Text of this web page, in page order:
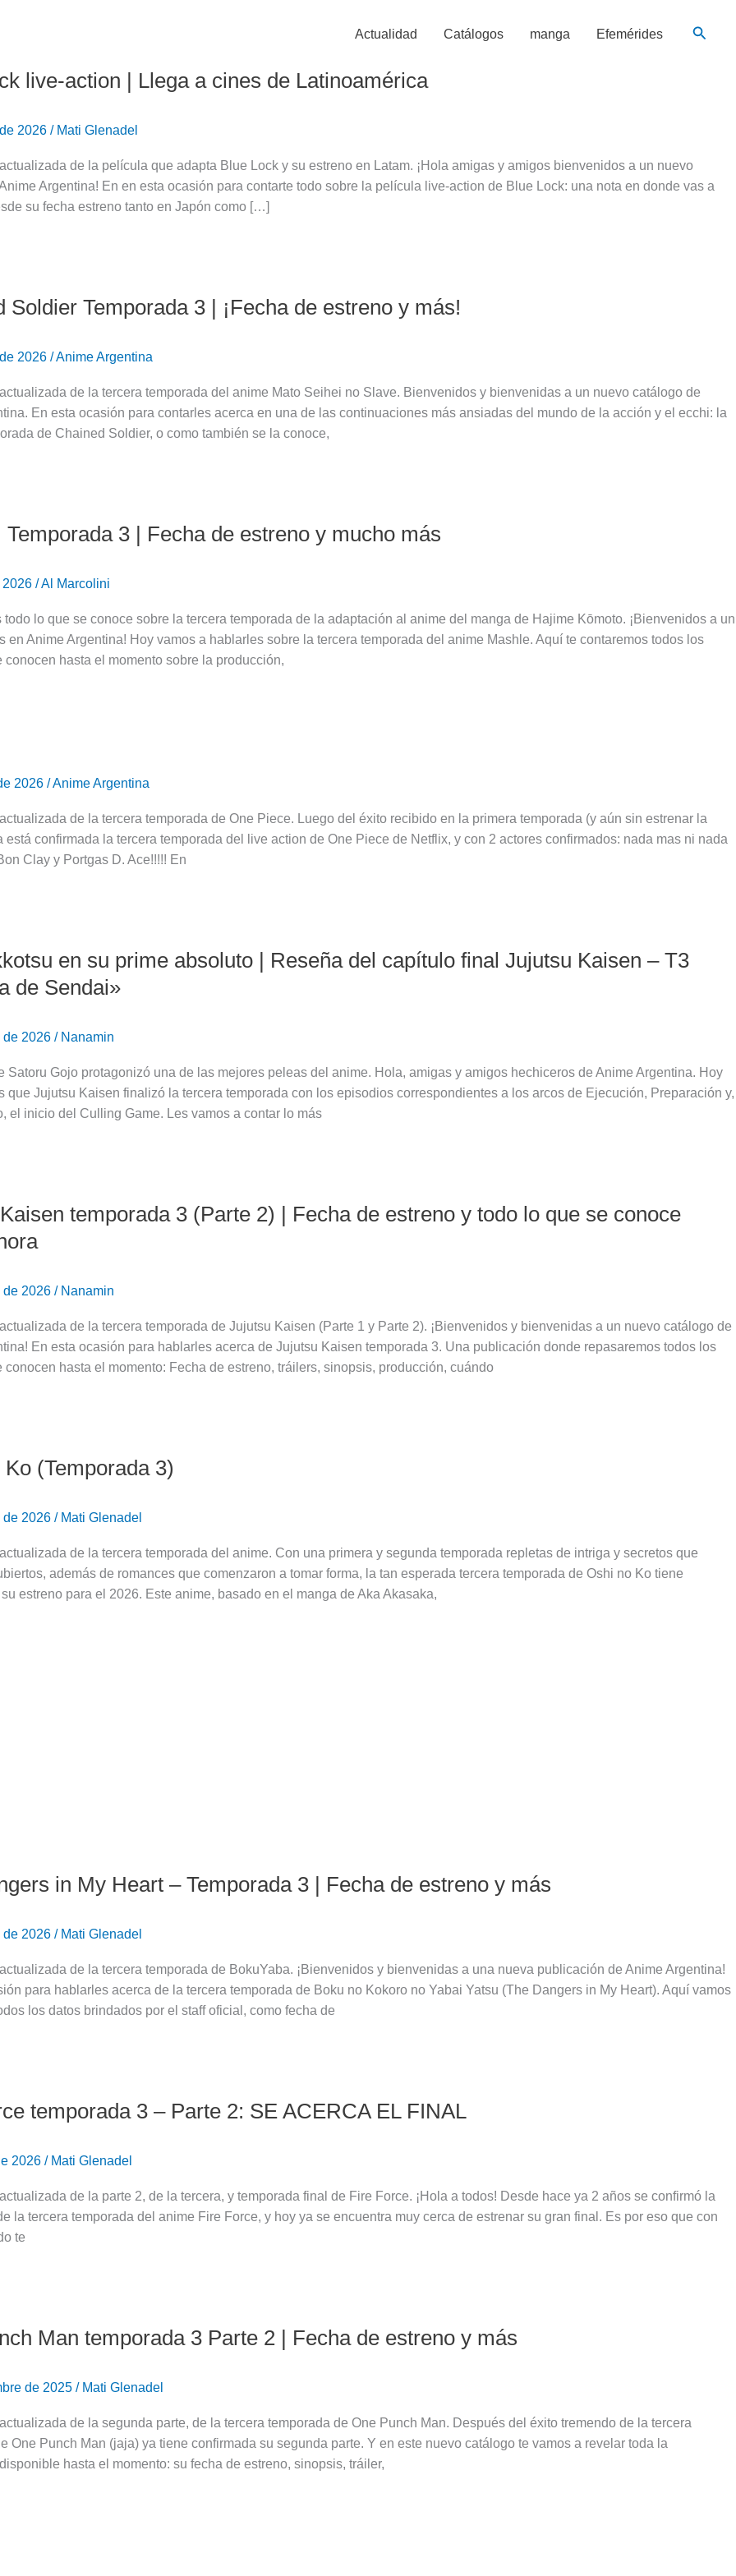
Actualidad Catálogos manga Efemérides
live-action | Llega a cines de Latinoamérica
2026 / Mati Glenadel
de la película que adapta Blue Lock y su estreno en Latam. ¡Hola amigas y amigos bienvenidos a un nuevo
Argentina! En en esta ocasión para contarte todo sobre la película live-action de Blue Lock: una nota en donde vas a
su fecha estreno tanto en Japón como […]
Soldier Temporada 3 | ¡Fecha de estreno y más!
2026 /Anime Argentina
de la tercera temporada del anime Mato Seihei no Slave. Bienvenidos y bienvenidas a un nuevo catálogo de
En esta ocasión para contarles acerca en una de las continuaciones más ansiadas del mundo de la acción y el ecchi: la
de Chained Soldier, o como también se la conoce,
Temporada 3 | Fecha de estreno y mucho más
/Al Marcolini
todo lo que se conoce sobre la tercera temporada de la adaptación al anime del manga de Hajime Kōmoto. ¡Bienvenidos a un
en Anime Argentina! Hoy vamos a hablarles sobre la tercera temporada del anime Mashle. Aquí te contaremos todos los
conocen hasta el momento sobre la producción,
2026 /Anime Argentina
de la tercera temporada de One Piece. Luego del éxito recibido en la primera temporada (y aún sin estrenar la
está confirmada la tercera temporada del live action de One Piece de Netflix, y con 2 actores confirmados: nada mas ni nada
Clay y Portgas D. Ace!!!!! En
en su prime absoluto | Reseña del capítulo final Jujutsu Kaisen – T3
de Sendai»
de 2026 / Nanamin
Satoru Gojo protagonizó una de las mejores peleas del anime. Hola, amigas y amigos hechiceros de Anime Argentina. Hoy
que Jujutsu Kaisen finalizó la tercera temporada con los episodios correspondientes a los arcos de Ejecución, Preparación y,
el inicio del Culling Game. Les vamos a contar lo más
temporada 3 (Parte 2) | Fecha de estreno y todo lo que se conoce
de 2026 / Nanamin
de la tercera temporada de Jujutsu Kaisen (Parte 1 y Parte 2). ¡Bienvenidos y bienvenidas a un nuevo catálogo de
En esta ocasión para hablarles acerca de Jujutsu Kaisen temporada 3. Una publicación donde repasaremos todos los
conocen hasta el momento: Fecha de estreno, tráilers, sinopsis, producción, cuándo
(Temporada 3)
de 2026 / Mati Glenadel
de la tercera temporada del anime. Con una primera y segunda temporada repletas de intriga y secretos que
además de romances que comenzaron a tomar forma, la tan esperada tercera temporada de Oshi no Ko tiene
estreno para el 2026. Este anime, basado en el manga de Aka Akasaka,
in My Heart – Temporada 3 | Fecha de estreno y más
de 2026 / Mati Glenadel
de la tercera temporada de BokuYaba. ​¡Bienvenidos y bienvenidas a una nueva publicación de Anime Argentina!
para hablarles acerca de la tercera temporada de Boku no Kokoro no Yabai Yatsu (The Dangers in My Heart). Aquí vamos
los datos brindados por el staff oficial, como fecha de
temporada 3 – Parte 2: SE ACERCA EL FINAL
2026 / Mati Glenadel
de la parte 2, de la tercera, y temporada final de Fire Force. ¡Hola a todos! Desde hace ya 2 años se confirmó la
la tercera temporada del anime Fire Force, y hoy ya se encuentra muy cerca de estrenar su gran final. Es por eso que con
te
Man temporada 3 Parte 2 | Fecha de estreno y más
de 2025 / Mati Glenadel
de la segunda parte, de la tercera temporada de One Punch Man. Después del éxito tremendo de la tercera
One Punch Man (jaja) ya tiene confirmada su segunda parte. Y en este nuevo catálogo te vamos a revelar toda la
hasta el momento: su fecha de estreno, sinopsis, tráiler,